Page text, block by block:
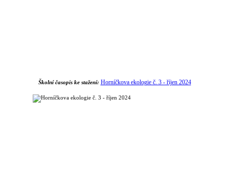
Školní časopis ke stažení: Horníčkova ekologie č. 3 - říjen 2024